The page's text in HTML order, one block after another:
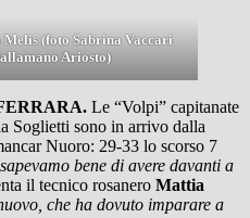
(foto Sabrina Vaccari
Ariosto)
Le “Volpi” capitanate
Soglietti sono in arrivo dalla
Nuoro: 29-33 lo scorso 7
bene di avere davanti a
il tecnico rosanero Mattia
che ha dovuto imparare a